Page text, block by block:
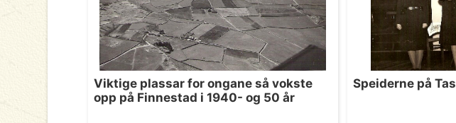
Viktige plassar for ongane så vokste
opp på Finnestad i 1940- og 50 år
Speiderne på